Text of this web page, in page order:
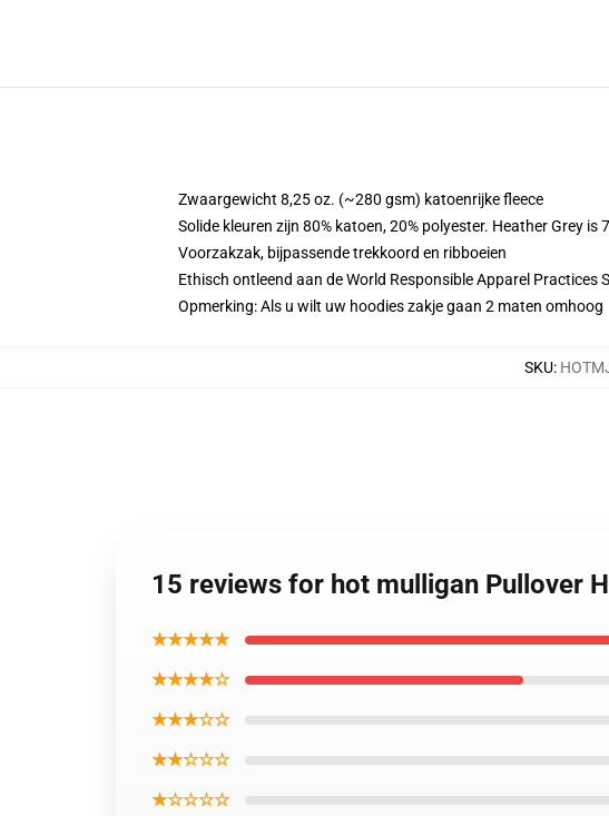
Zwaargewicht 8,25 oz. (~280 gsm) katoenrijke fleece
Solide kleuren zijn 80% katoen, 20% polyester. Heather Grey
Voorzakzak, bijpassende trekkoord en ribboeien
Ethisch ontleend aan de World Responsible Apparel Practices
Opmerking: Als u wilt uw hoodies zakje gaan 2 maten omhoog
SKU:
15 reviews for hot mulligan Pullover
★★★★★
★★★★☆
★★★☆☆
★★☆☆☆
★☆☆☆☆